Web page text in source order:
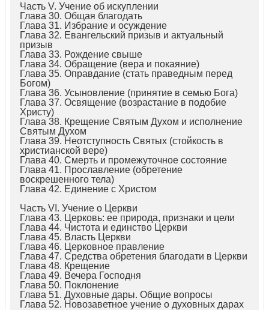
Часть V. Учение об искуплении
Глава 30. Общая благодать
Глава 31. Избрание и осуждение
Глава 32. Евангельский призыв и актуальный
призыв
Глава 33. Рождение свыше
Глава 34. Обращение (вера и покаяние)
Глава 35. Оправдание (стать праведным перед
Богом)
Глава 36. Усыновление (принятие в семью Бога)
Глава 37. Освящение (возрастание в подобие
Христу)
Глава 38. Крещение Святым Духом и исполнение
Святым Духом
Глава 39. Неотступность Святых (стойкость в
христианской вере)
Глава 40. Смерть и промежуточное состояние
Глава 41. Прославление (обретение
воскрешенного тела)
Глава 42. Единение с Христом
Часть VI. Учение о Церкви
Глава 43. Церковь: ее природа, признаки и цели
Глава 44. Чистота и единство Церкви
Глава 45. Власть Церкви
Глава 46. Церковное правление
Глава 47. Средства обретения благодати в Церкви
Глава 48. Крещение
Глава 49. Вечера Господня
Глава 50. Поклонение
Глава 51. Духовные дары. Общие вопросы
Глава 52. Новозаветное учение о духовных дарах